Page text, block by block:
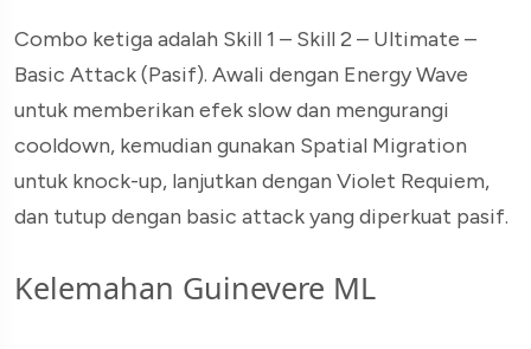
Combo ketiga adalah Skill 1 – Skill 2 – Ultimate –
Basic Attack (Pasif). Awali dengan Energy Wave
untuk memberikan efek slow dan mengurangi
cooldown, kemudian gunakan Spatial Migration
untuk knock-up, lanjutkan dengan Violet Requiem,
dan tutup dengan basic attack yang diperkuat pasif.
Kelemahan Guinevere ML